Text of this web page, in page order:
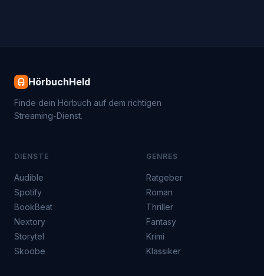
HörbuchHeld
Finde dein Hörbuch auf dem richtigen
Streaming-Dienst.
DIENSTE
Audible
Spotify
BookBeat
Nextory
Storytel
Skoobe
GENRES
Ratgeber
Roman
Thriller
Fantasy
Krimi
Klassiker